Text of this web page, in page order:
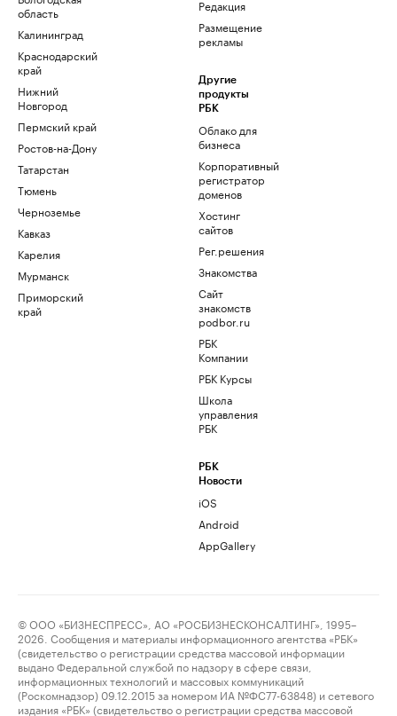
область
Калининград
Краснодарский
край
Нижний
Новгород
Пермский край
Ростов-на-Дону
Татарстан
Тюмень
Черноземье
Кавказ
Карелия
Мурманск
Приморский
край
Редакция
Размещение
рекламы
Другие
продукты
РБК
Облако для
бизнеса
Корпоративный
регистратор
доменов
Хостинг
сайтов
Рег.решения
Знакомства
Сайт
знакомств
podbor.ru
РБК
Компании
РБК Курсы
Школа
управления
РБК
РБК
Новости
iOS
Android
AppGallery
© ООО «БИЗНЕСПРЕСС», АО «РОСБИЗНЕСКОНСАЛТИНГ», 1995–
2026. Сообщения и материалы информационного агентства «РБК»
(свидетельство о регистрации средства массовой информации
выдано Федеральной службой по надзору в сфере связи,
информационных технологий и массовых коммуникаций
(Роскомнадзор) 09.12.2015 за номером ИА №ФС77-63848) и сетевого
издания «РБК» (свидетельство о регистрации средства массовой